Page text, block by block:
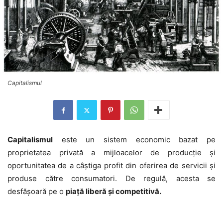
Capitalismul
Capitalismul este un sistem economic bazat pe
proprietatea privată a mijloacelor de producție și
oportunitatea de a câștiga profit din oferirea de servicii și
produse către consumatori. De regulă, acesta se
desfășoară pe o piață liberă și competitivă.